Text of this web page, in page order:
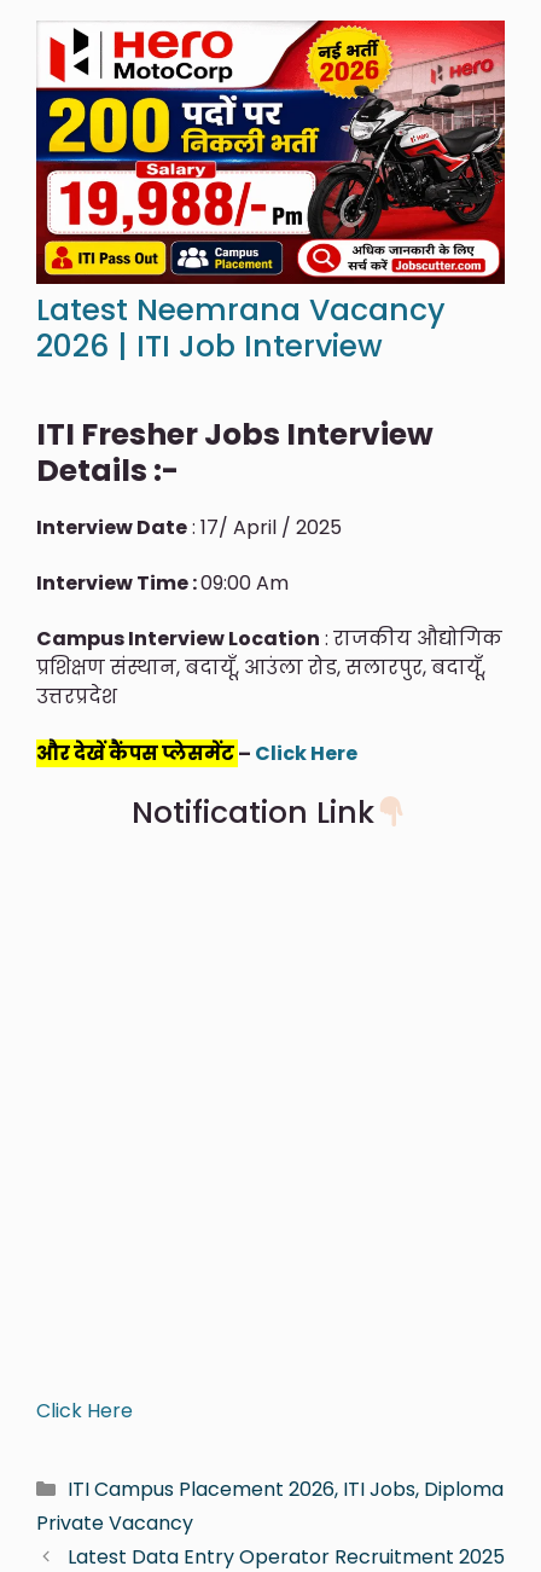
Latest Neemrana Vacancy
2026 | ITI Job Interview
ITI Fresher Jobs Interview
Details :-
Interview Date: 17/ April / 2025
Interview Time :09:00 Am
Campus Interview Location : राजकीय औद्योगिक
प्रशिक्षण संस्थान, बदायूँ, आउंला रोड, सलारपुर, बदायूँ,
उत्तरप्रदेश
और देखें कैंपस प्लेसमेंट– Click Here
Notification Link
Click Here
ITI Campus Placement 2026, ITI Jobs, Diploma
Private Vacancy
Latest Data Entry Operator Recruitment 2025